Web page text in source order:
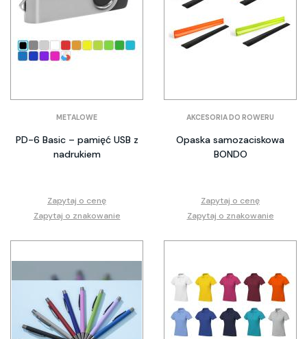
METALOWE
PD-6 Basic – pamięć USB z
nadrukiem
Zapytaj o cenę
Zapytaj o znakowanie
AKCESORIA DO ROWERU
Opaska samozaciskowa
BONDO
Zapytaj o cenę
Zapytaj o znakowanie